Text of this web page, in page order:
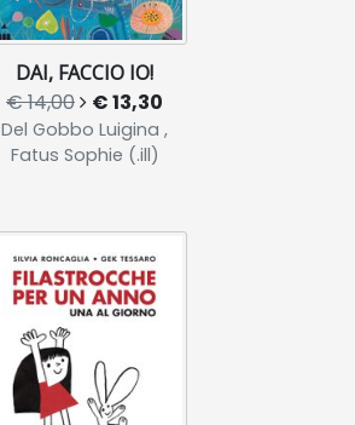
DAI, FACCIO IO!
€ 14,00 € 13,30
Del Gobbo Luigina ,
Fatus Sophie (.ill)